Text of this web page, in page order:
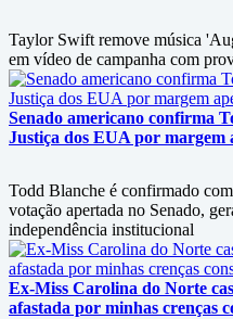
Taylor Swift remove música
em vídeo de campanha com
Senado americano confirma
Justiça dos EUA por margem
Todd Blanche é confirmado
votação apertada no Senado,
independência institucional
Ex-Miss Carolina do Norte
afastada por minhas crenças